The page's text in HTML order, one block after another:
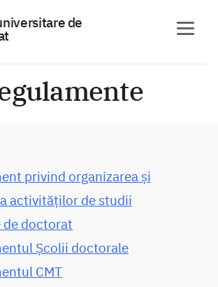
de
privind organizarea și
activităților de studii
doctorat
Școlii doctorale
CMT